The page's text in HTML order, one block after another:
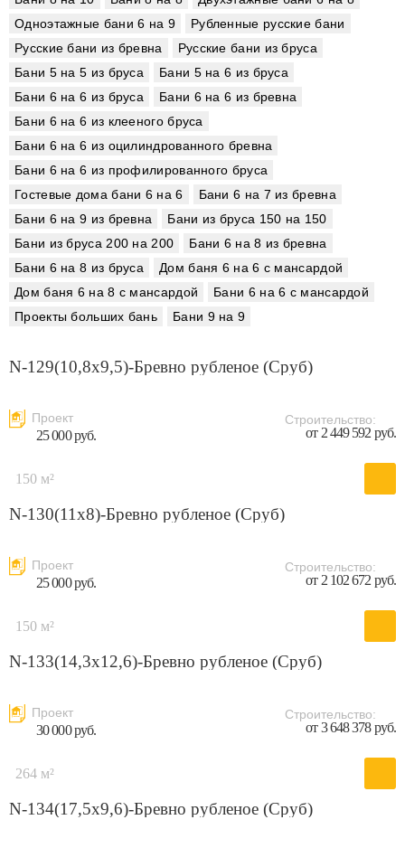
Одноэтажные бани 6 на 9
Рубленные русские бани
Русские бани из бревна
Русские бани из бруса
Бани 5 на 5 из бруса
Бани 5 на 6 из бруса
Бани 6 на 6 из бруса
Бани 6 на 6 из бревна
Бани 6 на 6 из клееного бруса
Бани 6 на 6 из оцилиндрованного бревна
Бани 6 на 6 из профилированного бруса
Гостевые дома бани 6 на 6
Бани 6 на 7 из бревна
Бани 6 на 9 из бревна
Бани из бруса 150 на 150
Бани из бруса 200 на 200
Бани 6 на 8 из бревна
Бани 6 на 8 из бруса
Дом баня 6 на 6 с мансардой
Дом баня 6 на 8 с мансардой
Бани 6 на 6 с мансардой
Проекты больших бань
Бани 9 на 9
N-129(10,8x9,5)-Бревно рубленое (Сруб)
Проект
25 000 руб.
Строительство:
от 2 449 592 руб.
150 м²
N-130(11x8)-Бревно рубленое (Сруб)
Проект
25 000 руб.
Строительство:
от 2 102 672 руб.
150 м²
N-133(14,3x12,6)-Бревно рубленое (Сруб)
Проект
30 000 руб.
Строительство:
от 3 648 378 руб.
264 м²
N-134(17,5x9,6)-Бревно рубленое (Сруб)